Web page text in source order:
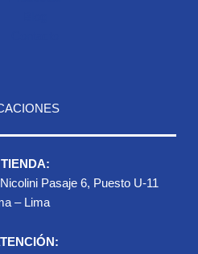
TIENDA:
Pasaje 6, Puesto U-11
– Lima